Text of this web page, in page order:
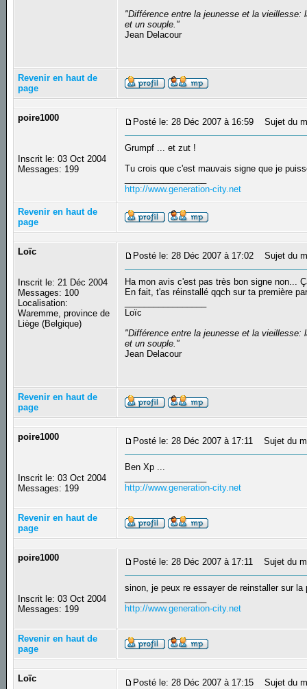
"Différence entre la jeunesse et la vieillesse:
et un souple."
Jean Delacour
Revenir en haut de
page
poire1000
Inscrit le: 03 Oct 2004
Messages: 199
Posté le: 28 Déc 2007 à 16:59 Sujet du
Grumpf ... et zut !
Tu crois que c'est mauvais signe que je
http://www.generation-city.net
Revenir en haut de
page
Loïc
Inscrit le: 21 Déc 2004
Messages: 100
Localisation:
Waremme, province de
Liège (Belgique)
Posté le: 28 Déc 2007 à 17:02 Sujet du
Ha mon avis c'est pas très bon signe non...
En fait, t'as réinstallé qqch sur ta première
Loïc
"Différence entre la jeunesse et la vieillesse:
et un souple."
Jean Delacour
Revenir en haut de
page
poire1000
Inscrit le: 03 Oct 2004
Messages: 199
Posté le: 28 Déc 2007 à 17:11 Sujet du
Ben Xp ...
http://www.generation-city.net
Revenir en haut de
page
poire1000
Inscrit le: 03 Oct 2004
Messages: 199
Posté le: 28 Déc 2007 à 17:11 Sujet du
sinon, je peux re essayer de reinstaller sur la
http://www.generation-city.net
Revenir en haut de
page
Loïc Posté le: 28 Déc 2007 à 17:15 Sujet du